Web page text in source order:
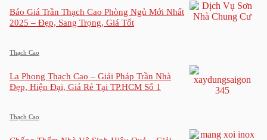
Báo Giá Trần Thạch Cao Phòng Ngủ Mới Nhất
2025 – Đẹp, Sang Trọng, Giá Tốt
Thạch Cao
La Phong Thạch Cao – Giải Pháp Trần Nhà
Đẹp, Hiện Đại, Giá Rẻ Tại TP.HCM Số 1
Thạch Cao